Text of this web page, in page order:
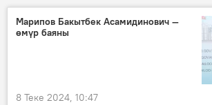
Марипов Бакытбек Асамидинович —
өмүр баяны
8 Теке 2024, 10:47